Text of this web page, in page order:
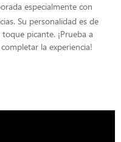
especialmente con
Su personalidad es de
picante. ¡Prueba a
la experiencia!